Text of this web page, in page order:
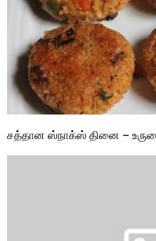
சத்தான ஸ்நாக்ஸ் தினை –